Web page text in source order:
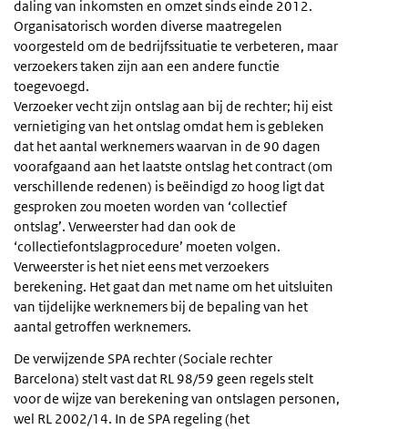
daling van inkomsten en omzet sinds einde 2012.
Organisatorisch worden diverse maatregelen
voorgesteld om de bedrijfssituatie te verbeteren, maar
verzoekers taken zijn aan een andere functie
toegevoegd.
Verzoeker vecht zijn ontslag aan bij de rechter; hij eist
vernietiging van het ontslag omdat hem is gebleken
dat het aantal werknemers waarvan in de 90 dagen
voorafgaand aan het laatste ontslag het contract (om
verschillende redenen) is beëindigd zo hoog ligt dat
gesproken zou moeten worden van ‘collectief
ontslag’. Verweerster had dan ook de
‘collectiefontslagprocedure’ moeten volgen.
Verweerster is het niet eens met verzoekers
berekening. Het gaat dan met name om het uitsluiten
van tijdelijke werknemers bij de bepaling van het
aantal getroffen werknemers.
De verwijzende SPA rechter (Sociale rechter
Barcelona) stelt vast dat RL 98/59 geen regels stelt
voor de wijze van berekening van ontslagen personen,
wel RL 2002/14. In de SPA regeling (het